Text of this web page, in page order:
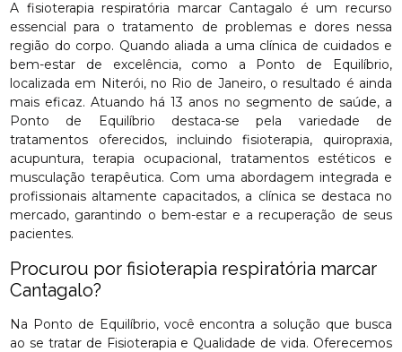
A fisioterapia respiratória marcar Cantagalo é um recurso
essencial para o tratamento de problemas e dores nessa
região do corpo. Quando aliada a uma clínica de cuidados e
bem-estar de excelência, como a Ponto de Equilíbrio,
localizada em Niterói, no Rio de Janeiro, o resultado é ainda
mais eficaz. Atuando há 13 anos no segmento de saúde, a
Ponto de Equilíbrio destaca-se pela variedade de
tratamentos oferecidos, incluindo fisioterapia, quiropraxia,
acupuntura, terapia ocupacional, tratamentos estéticos e
musculação terapêutica. Com uma abordagem integrada e
profissionais altamente capacitados, a clínica se destaca no
mercado, garantindo o bem-estar e a recuperação de seus
pacientes.
Procurou por fisioterapia respiratória marcar
Cantagalo?
Na Ponto de Equilíbrio, você encontra a solução que busca
ao se tratar de Fisioterapia e Qualidade de vida. Oferecemos